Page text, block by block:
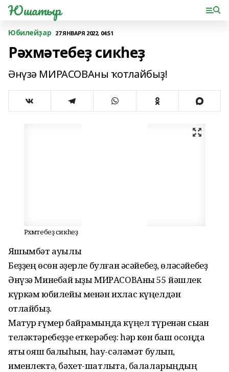
Юшатыр
Юбилейҙар 27 ЯНВАРЯ 2022, 04:51
Рәхмәтебеҙ сикһеҙ
Әнүзә МИРАСОВАны ҡотлайбыҙ!
Рәхмәтебеҙ сикһеҙ
Яҡшымбәт ауылы
Беҙҙең өсөн ҡәҙерле булған әсәйебеҙ, өләсәйебеҙ
Әнүзә Минебай ҡыҙы МИРАСОВАны 55 йәшлек
күркәм юбилейы менән ихлас күңелдән
ҡотлайбыҙ.
Матур ғүмер байрамыңда күңел түренән сыҡҡан
теләктәребеҙҙе еткерәбеҙ: һәр көн баш осоңда
яҡты ҡояш балҡыһын, һау-сәләмәт булып,
именлектә, бәхет-шатлыҡта, балаларыңдың